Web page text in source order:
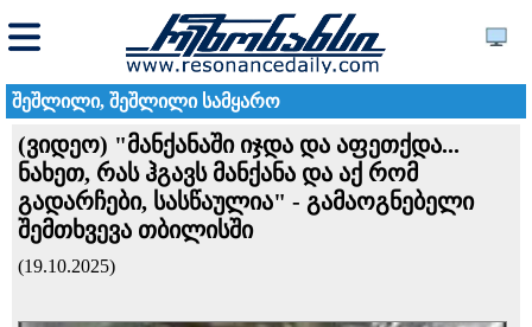
შეშლილი, შეშლილი სამყარო
(ვიდეო) "მანქანაში იჯდა და აფეთქდა...
ნახეთ, რას ჰგავს მანქანა და აქ რომ
გადარჩები, სასწაულია" - გამაოგნებელი
შემთხვევა თბილისში
(19.10.2025)